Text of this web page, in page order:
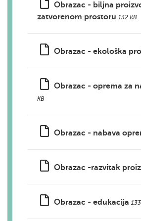
Obrazac - biljna
zatvorenom prostoru 132 KB
Obrazac - ekološka
Obrazac - oprema za
KB
Obrazac - nabava
Obrazac -razvitak
Obrazac - edukacija